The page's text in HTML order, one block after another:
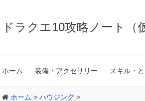
ドラクエ10攻略ノート（
ホーム 装備・アクセサリー スキル・
ホーム > ハウジング >